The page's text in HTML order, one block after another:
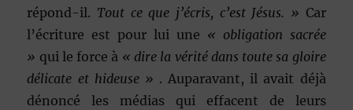
répond-il. Tout ce que j’écris, c’est Jésus. » Car
l’écriture est pour lui une « obligation sacrée
» qui le force à « dire la vérité dans toute sa gloire
délicate et hideuse » . Auparavant, il avait déjà
dénoncé les médias qui effacent de leurs